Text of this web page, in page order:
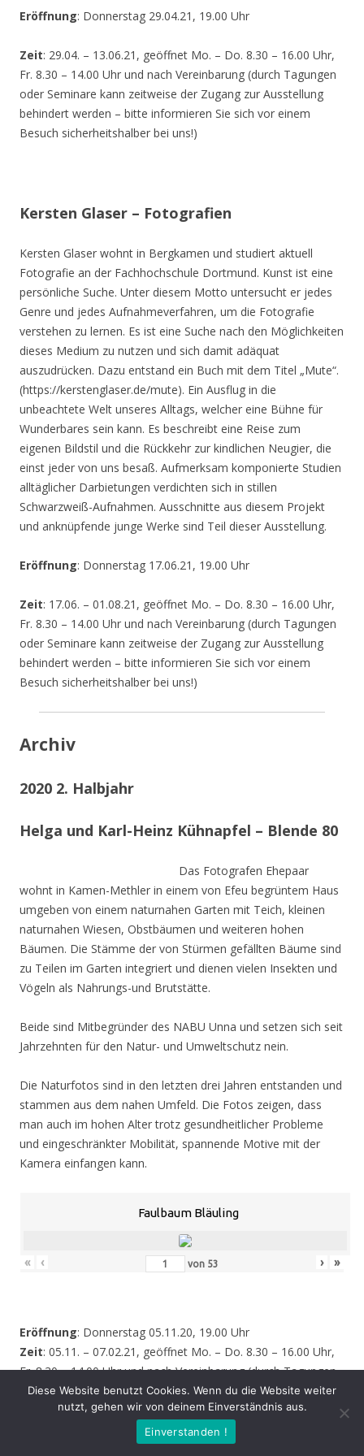
Eröffnung: Donnerstag 29.04.21, 19.00 Uhr
Zeit: 29.04. – 13.06.21, geöffnet Mo. – Do. 8.30 – 16.00 Uhr,
Fr. 8.30 – 14.00 Uhr und nach Vereinbarung (durch Tagungen
oder Seminare kann zeitweise der Zugang zur Ausstellung
behindert werden – bitte informieren Sie sich vor einem
Besuch sicherheitshalber bei uns!)
Kersten Glaser – Fotografien
Kersten Glaser wohnt in Bergkamen und studiert aktuell
Fotografie an der Fachhochschule Dortmund. Kunst ist eine
persönliche Suche. Unter diesem Motto untersucht er jedes
Genre und jedes Aufnahmeverfahren, um die Fotografie
verstehen zu lernen. Es ist eine Suche nach den Möglichkeiten
dieses Medium zu nutzen und sich damit adäquat
auszudrücken. Dazu entstand ein Buch mit dem Titel „Mute“.
(https://kerstenglaser.de/mute). Ein Ausflug in die
unbeachtete Welt unseres Alltags, welcher eine Bühne für
Wunderbares sein kann. Es beschreibt eine Reise zum
eigenen Bildstil und die Rückkehr zur kindlichen Neugier, die
einst jeder von uns besaß. Aufmerksam komponierte Studien
alltäglicher Darbietungen verdichten sich in stillen
Schwarzweiß-Aufnahmen. Ausschnitte aus diesem Projekt
und anknüpfende junge Werke sind Teil dieser Ausstellung.
Eröffnung: Donnerstag 17.06.21, 19.00 Uhr
Zeit: 17.06. – 01.08.21, geöffnet Mo. – Do. 8.30 – 16.00 Uhr,
Fr. 8.30 – 14.00 Uhr und nach Vereinbarung (durch Tagungen
oder Seminare kann zeitweise der Zugang zur Ausstellung
behindert werden – bitte informieren Sie sich vor einem
Besuch sicherheitshalber bei uns!)
Archiv
2020 2. Halbjahr
Helga und Karl-Heinz Kühnapfel – Blende 80
Das Fotografen Ehepaar
wohnt in Kamen-Methler in einem von Efeu begrüntem Haus
umgeben von einem naturnahen Garten mit Teich, kleinen
naturnahen Wiesen, Obstbäumen und weiteren hohen
Bäumen. Die Stämme der von Stürmen gefällten Bäume sind
zu Teilen im Garten integriert und dienen vielen Insekten und
Vögeln als Nahrungs-und Brutstätte.
Beide sind Mitbegründer des NABU Unna und setzen sich seit
Jahrzehnten für den Natur- und Umweltschutz nein.
Die Naturfotos sind in den letzten drei Jahren entstanden und
stammen aus dem nahen Umfeld. Die Fotos zeigen, dass
man auch im hohen Alter trotz gesundheitlicher Probleme
und eingeschränkter Mobilität, spannende Motive mit der
Kamera einfangen kann.
Faulbaum Bläuling
« ‹ von 53 › »
Eröffnung: Donnerstag 05.11.20, 19.00 Uhr
Zeit: 05.11. – 07.02.21, geöffnet Mo. – Do. 8.30 – 16.00 Uhr,
Fr. 8.30 – 14.00 Uhr und nach Vereinbarung (durch Tagungen
oder Seminare kann zeitweise der Zugang zur Ausstellung
behindert werden – bitte informieren Sie sich vor einem
Besuch sicherheitshalber bei uns!)
Diese Website benutzt Cookies. Wenn du die Website weiter
nutzt, gehen wir von deinem Einverständnis aus.
Einverstanden !